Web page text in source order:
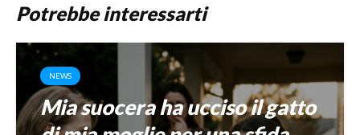
Potrebbe interessarti
NEWS
Mia suocera ha ucciso il gatto